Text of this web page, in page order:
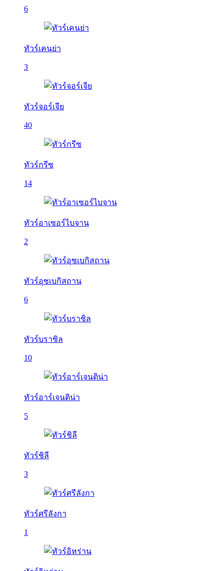
6
ทัวร์เคนย่า
3
ทัวร์จอร์เจีย
40
ทัวร์กรีซ
14
ทัวร์อาเซอร์ไบจาน
2
ทัวร์อุซเบกิสถาน
6
ทัวร์บราซิล
10
ทัวร์อาร์เจนติน่า
5
ทัวร์ชิลี
3
ทัวร์ศรีลังกา
1